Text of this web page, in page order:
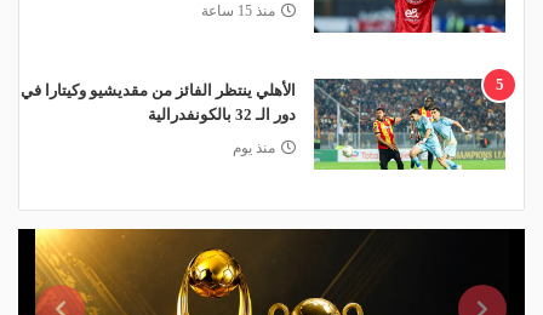
منذ 15 ساعة
5
الأهلي ينتظر الفائز من مقديشيو وكيتارا في
دور الـ 32 بالكونفدرالية
منذ يوم